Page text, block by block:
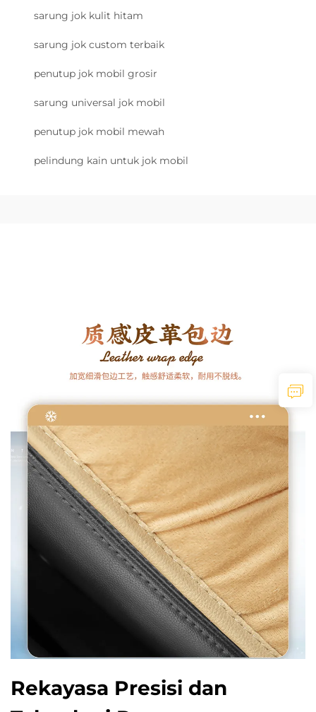
sarung jok kulit hitam
sarung jok custom terbaik
penutup jok mobil grosir
sarung universal jok mobil
penutup jok mobil mewah
pelindung kain untuk jok mobil
Rekayasa Presisi dan